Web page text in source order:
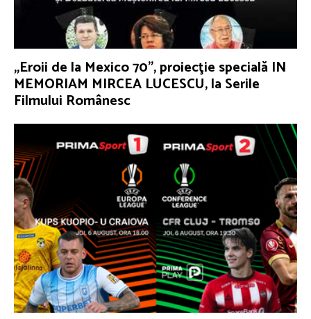
„Eroii de la Mexico 70”, proiecţie specială IN
MEMORIAM MIRCEA LUCESCU, la Serile
Filmului Românesc